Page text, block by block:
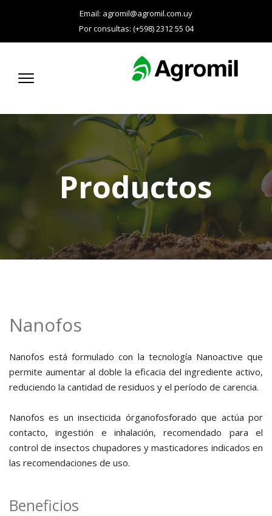
Email: agromil@agromil.com.uy
Por consultas: (+598) 2312 55 04
Productos
Nanofos
Nanofos está formulado con la tecnología Nanoactive que
permite aumentar al doble la eficacia del ingrediente activo,
reduciendo la cantidad de residuos y el período de carencia.
Nanofos es un insecticida órganofosforado que actúa por
contacto, ingestión e inhalación, recomendado para el
control de insectos chupadores y masticadores indicados en
las recomendaciones de uso.
Beneficios